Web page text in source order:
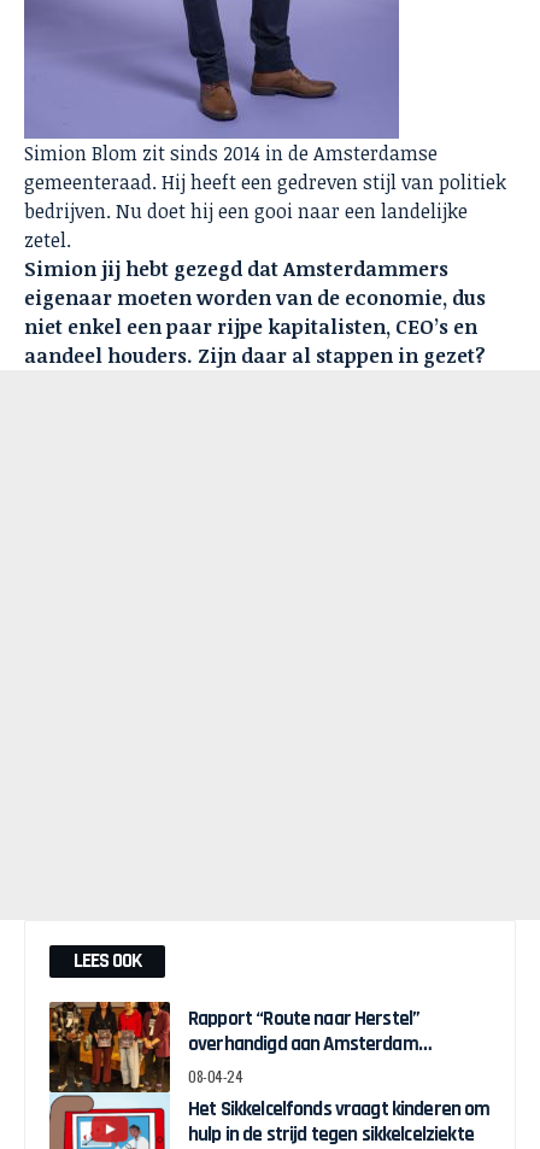
Simion Blom zit sinds 2014 in de Amsterdamse
gemeenteraad. Hij heeft een gedreven stijl van politiek
bedrijven. Nu doet hij een gooi naar een landelijke
zetel.
Simion jij hebt gezegd dat Amsterdammers
eigenaar moeten worden van de economie, dus
niet enkel een paar rijpe kapitalisten, CEO’s en
aandeel houders. Zijn daar al stappen in gezet?
LEES OOK
Rapport “Route naar Herstel”
overhandigd aan Amsterdam
Wethouder Touria Meliani
08-04-24
Het Sikkelcelfonds vraagt kinderen om
hulp in de strijd tegen sikkelcelziekte